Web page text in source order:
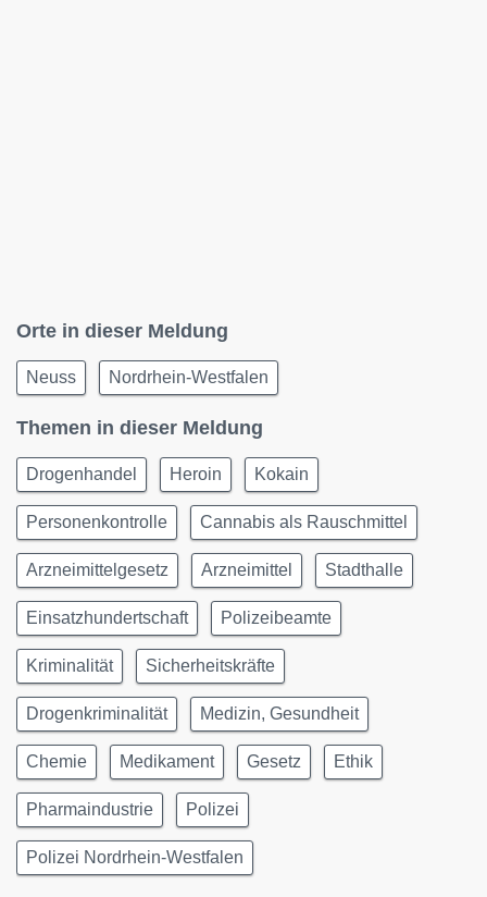
Orte in dieser Meldung
Neuss Nordrhein-Westfalen
Themen in dieser Meldung
Drogenhandel Heroin Kokain
Personenkontrolle Cannabis als Rauschmittel
Arzneimittelgesetz Arzneimittel Stadthalle
Einsatzhundertschaft Polizeibeamte
Kriminalität Sicherheitskräfte
Drogenkriminalität Medizin, Gesundheit
Chemie Medikament Gesetz Ethik
Pharmaindustrie Polizei
Polizei Nordrhein-Westfalen